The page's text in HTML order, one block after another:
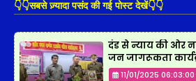
👇👇सबसे ज़्यादा पसंद की गई पोस्ट देखें👇👇
दंड से न्याय की ओर
जन जागरूकता
11/01/2025 06:03:00